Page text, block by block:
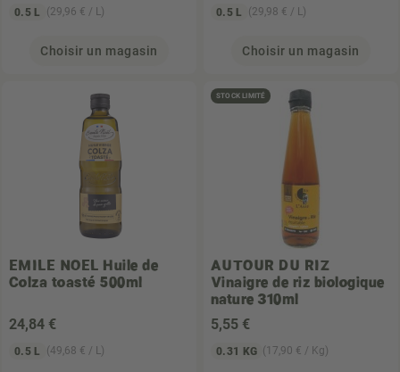
0.5 L (29,96 € / L)
Choisir un magasin
0.5 L (29,98 € / L)
Choisir un magasin
EMILE NOEL Huile de
Colza toasté 500ml
24,84 €
0.5 L (49,68 € / L)
STOCK LIMITÉ
AUTOUR DU RIZ
Vinaigre de riz biologique
nature 310ml
5,55 €
0.31 KG (17,90 € / Kg)